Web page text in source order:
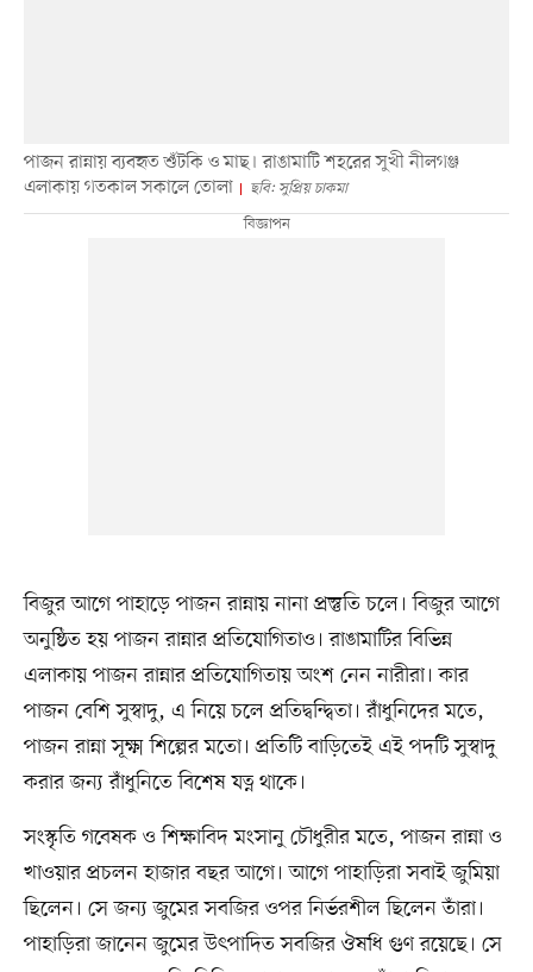
পাজন রান্নায় ব্যবহৃত শুঁটকি ও মাছ। রাঙামাটি শহরের সুখী নীলগঞ্জ
এলাকায় গতকাল সকালে তোলা
ছবি: সুপ্রিয় চাকমা
বিজুর আগে পাহাড়ে পাজন রান্নায় নানা প্রস্তুতি চলে। বিজুর আগে
অনুষ্ঠিত হয় পাজন রান্নার প্রতিযোগিতাও। রাঙামাটির বিভিন্ন
এলাকায় পাজন রান্নার প্রতিযোগিতায় অংশ নেন নারীরা। কার
পাজন বেশি সুস্বাদু, এ নিয়ে চলে প্রতিদ্বন্দ্বিতা। রাঁধুনিদের মতে,
পাজন রান্না সূক্ষ্ম শিল্পের মতো। প্রতিটি বাড়িতেই এই পদটি সুস্বাদু
করার জন্য রাঁধুনিতে বিশেষ যত্ন থাকে।
সংস্কৃতি গবেষক ও শিক্ষাবিদ মংসানু চৌধুরীর মতে, পাজন রান্না ও
খাওয়ার প্রচলন হাজার বছর আগে। আগে পাহাড়িরা সবাই জুমিয়া
ছিলেন। সে জন্য জুমের সবজির ওপর নির্ভরশীল ছিলেন তাঁরা।
পাহাড়িরা জানেন জুমের উৎপাদিত সবজির ঔষধি গুণ রয়েছে। সে